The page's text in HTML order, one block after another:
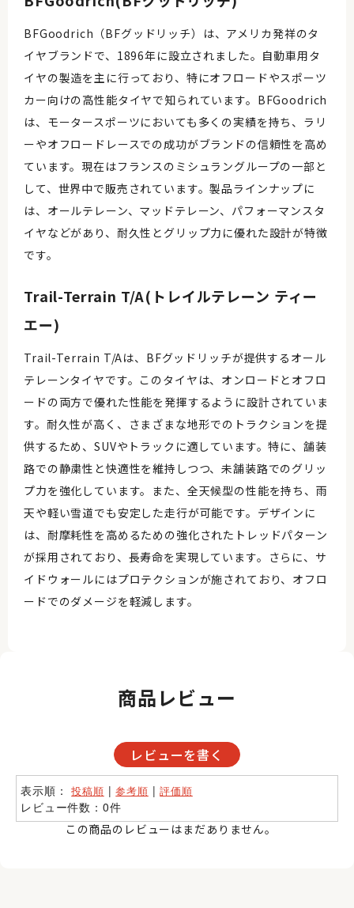
BFGoodrich（BFグッドリッチ）は、アメリカ発祥のタ
イヤブランドで、1896年に設立されました。自動車用タ
イヤの製造を主に行っており、特にオフロードやスポーツ
カー向けの高性能タイヤで知られています。BFGoodrich
は、モータースポーツにおいても多くの実績を持ち、ラリ
ーやオフロードレースでの成功がブランドの信頼性を高め
ています。現在はフランスのミシュラングループの一部と
して、世界中で販売されています。製品ラインナップに
は、オールテレーン、マッドテレーン、パフォーマンスタ
イヤなどがあり、耐久性とグリップ力に優れた設計が特徴
です。
Trail-Terrain T/A(トレイルテレーン ティー
エー)
Trail-Terrain T/Aは、BFグッドリッチが提供するオール
テレーンタイヤです。このタイヤは、オンロードとオフロ
ードの両方で優れた性能を発揮するように設計されていま
す。耐久性が高く、さまざまな地形でのトラクションを提
供するため、SUVやトラックに適しています。特に、舗装
路での静粛性と快適性を維持しつつ、未舗装路でのグリッ
プ力を強化しています。また、全天候型の性能を持ち、雨
天や軽い雪道でも安定した走行が可能です。デザインに
は、耐摩耗性を高めるための強化されたトレッドパターン
が採用されており、長寿命を実現しています。さらに、サ
イドウォールにはプロテクションが施されており、オフロ
ードでのダメージを軽減します。
商品レビュー
レビューを書く
表示順：投稿順 |参考順 |評価順
レビュー件数：0件
この商品のレビューはまだありません。